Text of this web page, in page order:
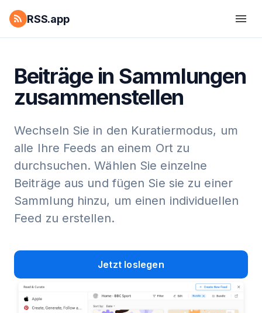
RSS.app
Beiträge in Sammlungen
zusammenstellen
Wechseln Sie in den Kuratiermodus, um
alle Ihre Feeds an einem Ort zu
durchsuchen. Wählen Sie einzelne
Beiträge aus und fügen Sie sie zu einer
Sammlung hinzu, um einen individuellen
Feed zu erstellen.
Jetzt loslegen